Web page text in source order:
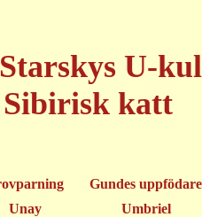
U-
Sibirisk katt
Gundes uppfödare
Unay Umbriel